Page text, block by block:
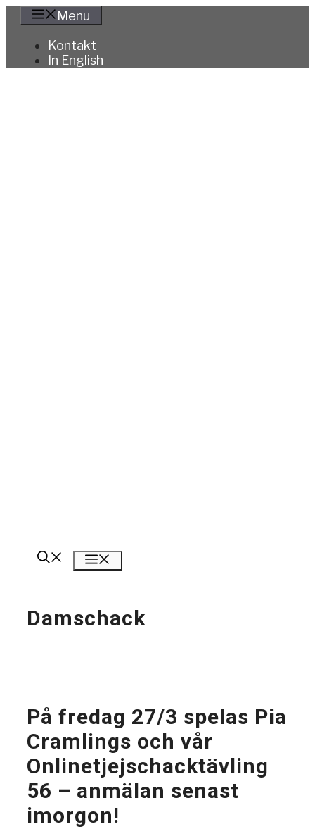
Hoppa
innehåll
Menu
Kontakt
In English
Damschack
På fredag 27/3 spelas Pia
Cramlings och vår
Onlinetjejschacktävling
56 – anmälan senast
imorgon!